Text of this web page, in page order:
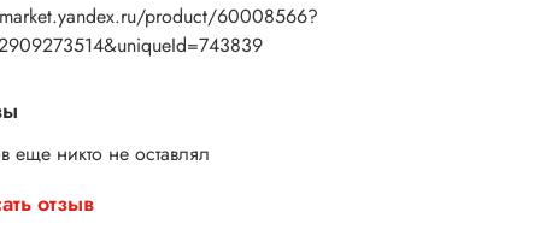
product/60008566?
еще никто не оставлял
отзыв